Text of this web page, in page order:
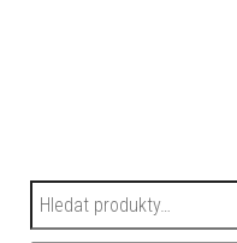
Hledat: